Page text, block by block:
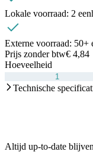
Lokale voorraad: 2
Externe voorraad: 50+
Prijs zonder btw€ 4,84
Hoeveelheid
Technische
Altijd up-to-date